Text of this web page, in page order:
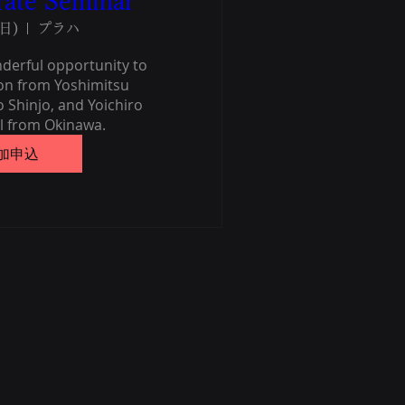
) プラハ
opportunity to
from Yoshimitsu
Shinjo, and Yoichiro
from Okinawa.
申込